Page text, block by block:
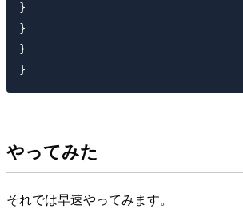
}
}
}
やってみた
それでは早速やってみます。